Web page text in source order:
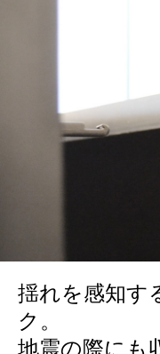
揺れを感知す
ク。
地震の際にも